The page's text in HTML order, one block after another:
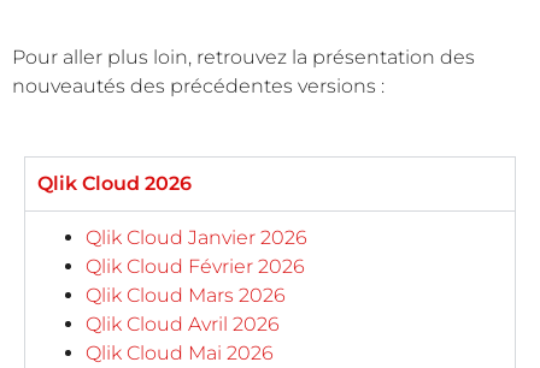
Pour aller plus loin, retrouvez la présentation des
nouveautés des précédentes versions :
Qlik Cloud 2026
Qlik Cloud Janvier 2026
Qlik Cloud Février 2026
Qlik Cloud Mars 2026
Qlik Cloud Avril 2026
Qlik Cloud Mai 2026